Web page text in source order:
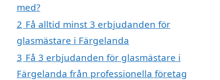
med?
2 Få alltid minst 3 erbjudanden för
glasmästare i Färgelanda
3 Få 3 erbjudanden för glasmästare i
Färgelanda från professionella företag